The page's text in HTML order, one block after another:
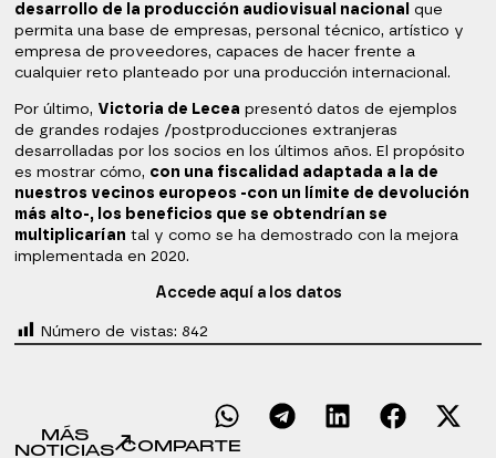
desarrollo de la producción audiovisual nacional
que
permita una base de empresas, personal técnico, artístico y
empresa de proveedores, capaces de hacer frente a
cualquier reto planteado por una producción internacional.
Por último, Victoria de Lecea presentó datos de ejemplos
de grandes rodajes /postproducciones extranjeras
desarrolladas por los socios en los últimos años. El propósito
es mostrar cómo, con una fiscalidad adaptada a la de
nuestros vecinos europeos -con un límite de devolución
más alto-, los beneficios que se obtendrían se
multiplicarían tal y como se ha demostrado con la mejora
implementada en 2020.
Accede aquí a los datos
Número de vistas: 842
MÁS
NOTICIAS COMPARTE